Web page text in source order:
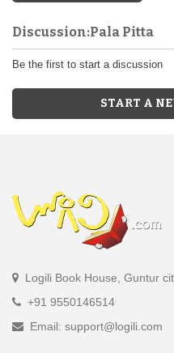
Discussion:Pala Pitta
Be the first to start a discussion
START A
Logili Book House, Guntur
+91 9550146514
Email: support@logili.com